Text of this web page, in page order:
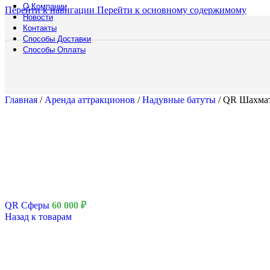
Перейти к навигации Перейти к основному содержимому
О Компании
Новости
Контакты
Способы Доставки
Способы Оплаты
Главная / Аренда аттракционов / Надувные батуты / QR
QR Сферы 60 000 ₽
Назад к товарам